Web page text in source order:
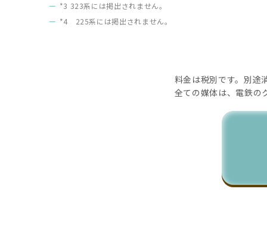
*3 323系には掲出されません。
*4 225系には掲出されません。
料金は税別です。別途
全ての媒体は、電鉄の